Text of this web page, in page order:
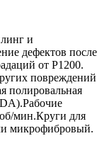
и
дефектов после
от Р1200.
повреждений
полировальная
Рабочие
мин.Круги для
микрофибровый.